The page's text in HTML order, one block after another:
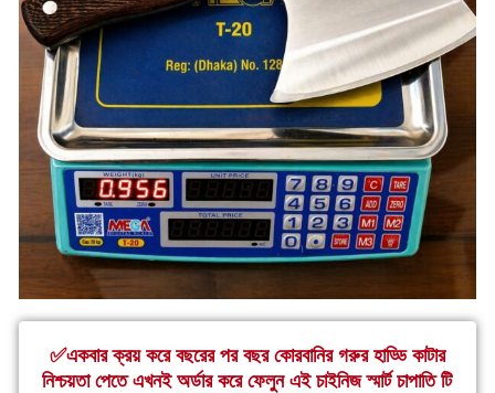
✅একবার ক্রয় করে বছরের পর বছর কোরবানির গরুর হাড্ডি কাটার
নিশ্চয়তা পেতে এখনই অর্ডার করে ফেলুন এই চাইনিজ স্মার্ট চাপাতি টি